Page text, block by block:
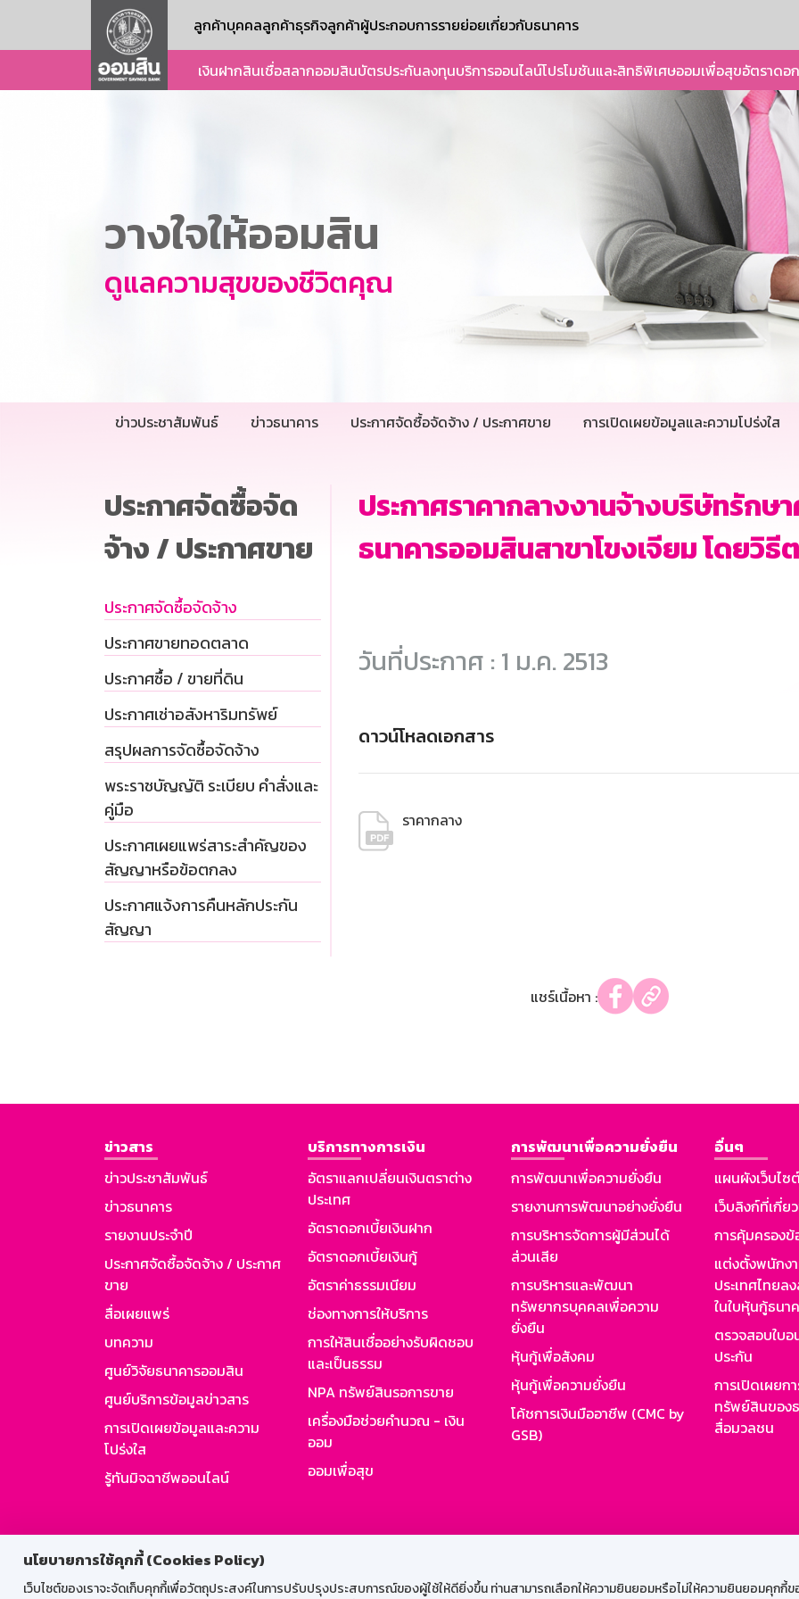
นโยบายการใช้คุกกี้ (Cookies Policy)
เว็บไซต์ของเราจะจัดเก็บคุกกี้เพื่อวัตถุประสงค์ในการปรับปรุงประสบการณ์ของผู้ใช้ให้ดียิ่งขึ้น ท่านสามารถเลือกให้ความยินยอมหรือไม่ให้ความยินยอมคุกกี้ข
ลูกค้าบุคคลลูกค้าธุรกิจลูกค้าผู้ประกอบการรายย่อยเกี่ยวกับธนาคาร
เงินฝากสินเชื่อสลากออมสินบัตรประกันลงทุนบริการออนไลน์โปรโมชันและสิทธิพิเศษออมเพื่อสุขอัตราดอ
วางใจให้ออมสิน
ดูแลความสุขของชีวิตคุณ
ข่าวประชาสัมพันธ์ ข่าวธนาคาร ประกาศจัดซื้อจัดจ้าง / ประกาศขาย การเปิดเผยข้อมูลและความโปร่งใส
ประกาศจัดซื้อจัด
จ้าง / ประกาศขาย
ประกาศจัดซื้อจัดจ้าง
ประกาศขายทอดตลาด
ประกาศซื้อ / ขายที่ดิน
ประกาศเช่าอสังหาริมทรัพย์
สรุปผลการจัดซื้อจัดจ้าง
พระราชบัญญัติ ระเบียบ คำสั่งและ
คู่มือ
ประกาศเผยแพร่สาระสำคัญของ
สัญญาหรือข้อตกลง
ประกาศแจ้งการคืนหลักประกัน
สัญญา
ประกาศราคากลางงานจ้างบริษัทรักษ
ธนาคารออมสินสาขาโขงเจียม โดยวิธี
วันที่ประกาศ : 1 ม.ค. 2513
ดาวน์โหลดเอกสาร
ราคากลาง
แชร์เนื้อหา :
ข่าวสาร
ข่าวประชาสัมพันธ์
ข่าวธนาคาร
รายงานประจำปี
ประกาศจัดซื้อจัดจ้าง / ประกาศ
ขาย
สื่อเผยแพร่
บทความ
ศูนย์วิจัยธนาคารออมสิน
ศูนย์บริการข้อมูลข่าวสาร
การเปิดเผยข้อมูลและความ
โปร่งใส
รู้ทันมิจฉาชีพออนไลน์
บริการทางการเงิน
อัตราแลกเปลี่ยนเงินตราต่าง
ประเทศ
อัตราดอกเบี้ยเงินฝาก
อัตราดอกเบี้ยเงินกู้
อัตราค่าธรรมเนียม
ช่องทางการให้บริการ
การให้สินเชื่ออย่างรับผิดชอบ
และเป็นธรรม
NPA ทรัพย์สินรอการขาย
เครื่องมือช่วยคำนวณ - เงิน
ออม
ออมเพื่อสุข
การพัฒนาเพื่อความยั่งยืน
การพัฒนาเพื่อความยั่งยืน
รายงานการพัฒนาอย่างยั่งยืน
การบริหารจัดการผู้มีส่วนได้
ส่วนเสีย
การบริหารและพัฒนา
ทรัพยากรบุคคลเพื่อความ
ยั่งยืน
หุ้นกู้เพื่อสังคม
หุ้นกู้เพื่อความยั่งยืน
โค้ชการเงินมืออาชีพ (CMC by
GSB)
อื่นๆ
แผนผังเว็บไซ
เว็บลิงก์ที่เกี่ย
การคุ้มครอง
แต่งตั้งพนักง
ประเทศไทยล
ในใบหุ้นกู้ธนา
ตรวจสอบใบ
ประกัน
การเปิดเผยก
ทรัพย์สินของ
สื่อมวลชน